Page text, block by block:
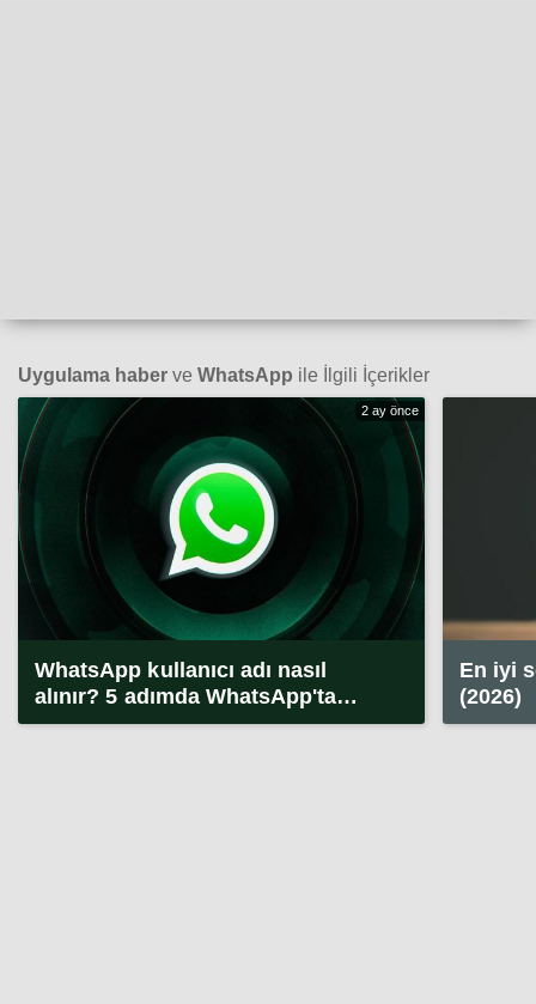
Uygulama haber ve WhatsApp ile İlgili İçerikler
2 ay önce
WhatsApp kullanıcı adı nasıl
alınır? 5 adımda WhatsApp'ta
kullanıcı adı alma (2026)
En iyi
(2026)